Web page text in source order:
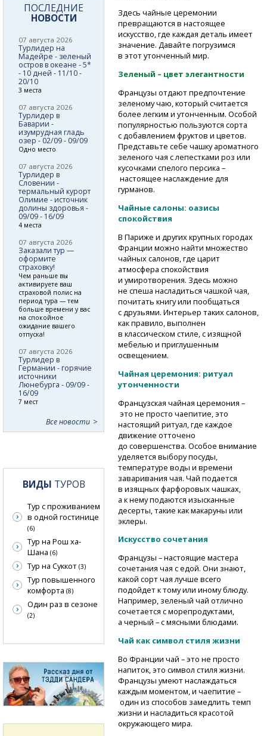
Здесь чайные церемонии
превращаются в настоящее
искусство, где каждая деталь имеет
значение. Давайте погрузимся
в этот утонченный мир.
Зеленый – цвет элегантности
Французы отдают предпочтение
зеленому чаю, который считается
более легким и утонченным. Особой
популярностью пользуются сорта
с добавлением фруктов и цветов.
Представьте себе чашку ароматного
зеленого чая с лепестками роз или
кусочками спелого персика –
настоящее наслаждение для
гурманов.
Чайные салоны: оазисы
спокойствия
В Париже и других крупных городах
Франции можно найти множество
чайных салонов, где царит
атмосфера спокойствия
и умиротворения. Здесь можно
не спеша насладиться чашкой чая,
почитать книгу или пообщаться
с друзьями. Интерьер таких салонов,
как правило, выполнен
в классическом стиле, с изящной
мебелью и приглушенным
освещением.
Чайная церемония: ритуал
утонченности
Французская чайная церемония –
это не просто чаепитие, это
настоящий ритуал, где каждое
движение отточено
до совершенства. Особое внимание
уделяется выбору посуды,
температуре воды и времени
заваривания чая. Чай подается
в изящных фарфоровых чашках,
а к нему подаются изысканные
десерты, такие как макаруны или
эклеры.
Искусство сочетания
Французы – настоящие мастера
сочетания чая с едой. Они знают,
какой сорт чая лучше всего
подойдет к тому или иному блюду.
Например, зеленый чай отлично
сочетается с морепродуктами,
а черный – с мясными блюдами.
Чай как символ стиля жизни
Во Франции чай – это не просто
напиток, это символ стиля жизни.
Французы умеют наслаждаться
каждым моментом, и чаепитие –
один из способов замедлить темп
жизни и насладиться красотой
окружающего мира.
ПОСЛЕДНИЕ
НОВОСТИ
07 августа 2026
Турлидер на
Мадейре - зеленый
остров в океане - 5*
- 10 дней - 11/10 -
20/10
3 места
07 августа 2026
Турлидер в
Баварии -
изумрудная гладь
озер - 02/09 - 09/09
Одно место
07 августа 2026
Турлидер в
Словении -
термальный курорт
Олимие - источник
долины здоровья -
09/09 - 16/09
4 места
07 августа 2026
Заказали тур —
оформите
страховку!
Чем раньше вы
активируете ваш
страховой полис на
период тура — тем
больше времени у вас
на спокойное
ожидание вашего
отпуска!
07 августа 2026
Турлидер в
Германии - горячие
источники
Люнебурга - 09/09 -
16/09
7 мест
Все новости
ВИДЫ ТУРОВ
Тур с проживанием
в одной гостинице
(6)
Тур на Рош ха-
Шана (6)
Тур на Суккот (3)
Тур повышенного
комфорта (8)
Один раз в сезоне
(2)